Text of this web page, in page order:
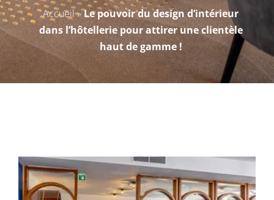
Accueil»Le pouvoir du design d’intérieur
dans l’hôtellerie pour attirer une clientèle
haut de gamme !